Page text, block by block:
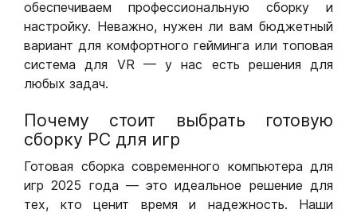
обеспечиваем профессиональную сборку и
настройку. Неважно, нужен ли вам бюджетный
вариант для комфортного гейминга или топовая
система для VR — у нас есть решения для
любых задач.
Почему стоит выбрать готовую
сборку РС для игр
Готовая сборка современного компьютера для
игр 2025 года — это идеальное решение для
тех, кто ценит время и надежность. Наши